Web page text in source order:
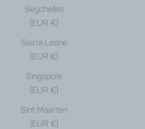
Seychelles
(EUR €)
Sierra Leone
(EUR €)
Singapore
(EUR €)
Sint Maarten
(EUR €)